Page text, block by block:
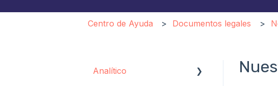
Centro de Ayuda Documentos legales
Analítico